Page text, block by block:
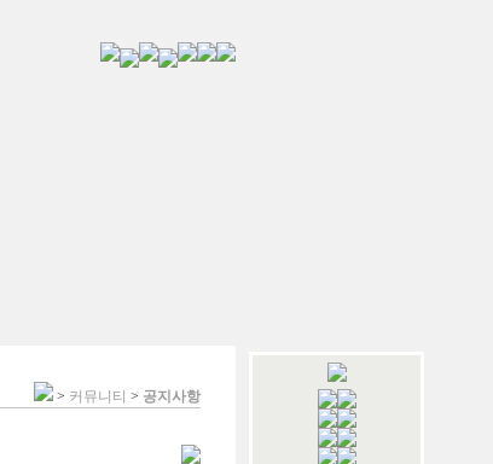
> 커뮤니티 > 공지사항